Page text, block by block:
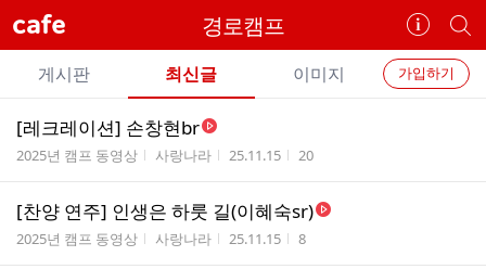
cafe 경로캠프
카
페
정
보
개
별
카
페
카
페
메
뉴
가입하기
게시판 최신글 이미지
전
체
글
리
[레크레이션] 손창현br
게시판명
2025년 캠프 동영상 작성자
사랑나라 작성시간
25.11.15 조회수
20
[찬양 연주] 인생은 하룻 길(이혜숙sr)
게시판명
2025년 캠프 동영상 작성자
사랑나라 작성시간
25.11.15 조회수
8